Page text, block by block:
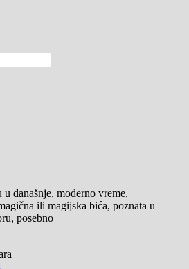
današnje, moderno vreme,
ili magijska bića, poznata u
posebno